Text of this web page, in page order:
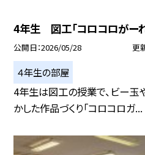
4年生 図工「コロコロがー
公開日 2026/05/28 更
４年生の部屋
4年生は図工の授業で、ビー玉
かした作品づくり「コロコロガ...